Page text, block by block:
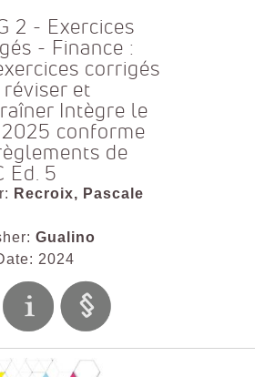
2 - Exercices
- Finance :
corrigés
et
Intègre le
2025 conforme
de
Ed. 5
Recroix, Pascale
Gualino
2024